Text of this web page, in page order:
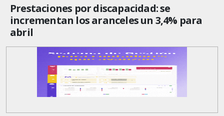
Prestaciones por discapacidad: se
incrementan los aranceles un 3,4% para
abril